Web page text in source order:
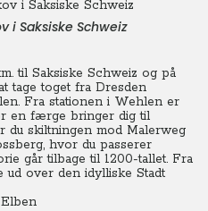
i Saksiske Schweiz
til Saksiske Schweiz og på
tage toget fra Dresden
Fra stationen i Wehlen er
en færge bringer dig til
du skiltningen mod Malerweg
hvor du passerer
går tilbage til 1200-tallet. Fra
over den idylliske Stadt